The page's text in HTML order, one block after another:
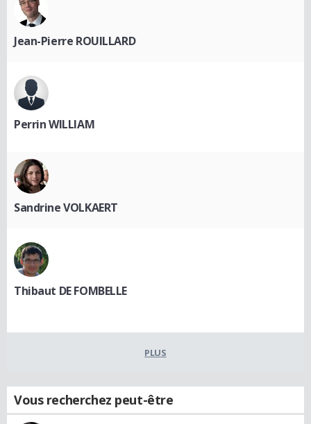
Jean-Pierre ROUILLARD
Perrin WILLIAM
Sandrine VOLKAERT
Thibaut DE FOMBELLE
PLUS
Vous recherchez peut-être